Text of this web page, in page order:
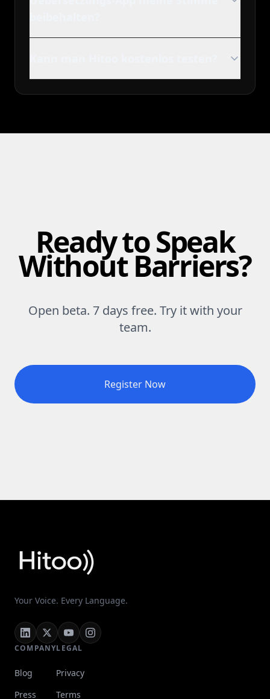
Ready to Speak
Without Barriers?
Open beta. 7 days free. Try it with your
team.
Register Now
Your Voice. Every Language.
COMPANY
Blog
Press
LEGAL
Privacy
Terms